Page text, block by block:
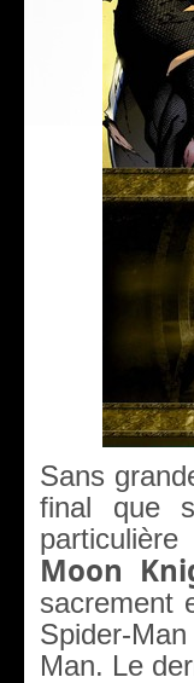
Sans
final que
Moon
sacrement
Spider-
Man. Le